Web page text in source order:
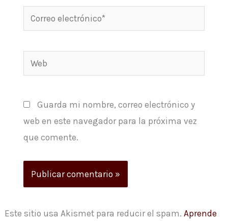
Correo
electrónico*
Web
Guarda mi nombre, correo electrónico y
web en este navegador para la próxima vez
que comente.
Este sitio usa Akismet para reducir el spam. Aprende